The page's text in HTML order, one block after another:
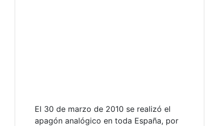
El 30 de marzo de 2010 se realizó el
apagón analógico en toda España, por